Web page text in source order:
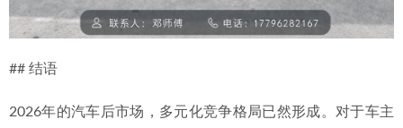
## 结语
2026年的汽车后市场，多元化竞争格局已然形成。对于车主